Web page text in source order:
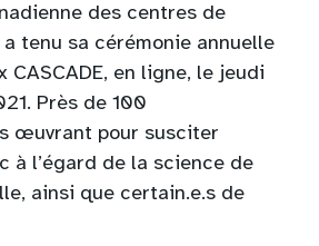
des centres de
a tenu sa cérémonie annuelle
CASCADE, en ligne, le jeudi
Près de 100
œuvrant pour susciter
à l’égard de la science de
ainsi que certain.e.s de